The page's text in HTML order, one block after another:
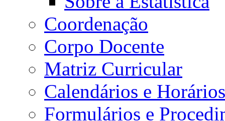
Coordenação
Corpo Docente
Matriz Curricular
Calendários e Horários
Formulários e